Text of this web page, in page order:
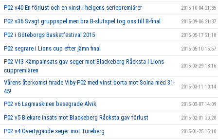
P02 v40 En förlust och en vinst i helgens seriepremiärer 2015-10-04 21:35
P02 v36 Svagt gruppspel men bra B-slutspel tog oss till B-final 2015-09-06 21:37
P02 i Göteborgs Basketfestival 2015 2015-05-17 21:18
P02 segrare i Lions cup efter jämn final 2015-05-10 15:57
P02 V13 Kämpainsats gav seger mot Blackeberg Råcksta i Lions
cuppremiären
2015-03-29 18:16
Vårens återkomst firade Viby-P02 med vinst borta mot Solna med 31-
45!
2015-03-11 10:14
P02 v6 Lagmaskinen besegrade Alvik 2015-02-07 14:09
P02 v5 Blekare insats mot Blackeberg Råcksta gav förlust 2015-02-01 20:20
P02 v4 Övertygande seger mot Tureberg 2015-01-25 15:10